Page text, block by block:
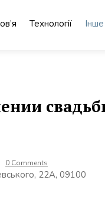
Технології Інше
0 Comments
22А, 09100